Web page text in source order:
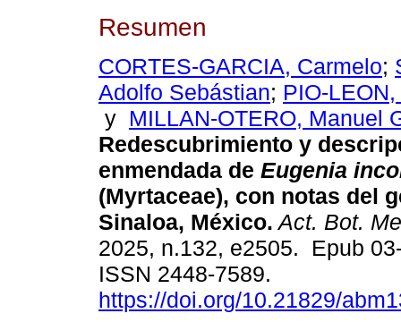
Resumen
CORTES-GARCIA, Carmelo;
Adolfo Sebástian; PIO-
y MILLAN-OTERO, Manuel
Redescubrimiento y
enmendada de Eugenia
(Myrtaceae), con notas del
Sinaloa, México. Act. Bot.
2025, n.132, e2505. Epub
ISSN 2448-7589.
https://doi.org/10.21829/